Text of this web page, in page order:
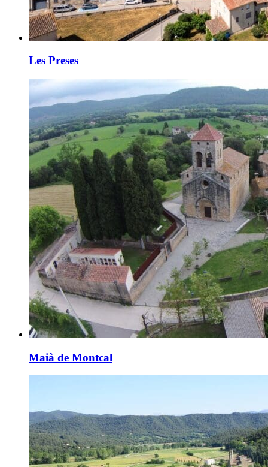
Les Preses
Maià de Montcal